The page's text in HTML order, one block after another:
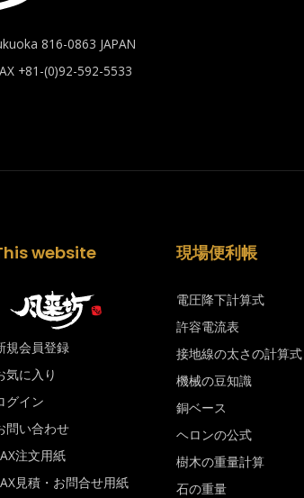
816-0863 JAPAN
+81-(0)92-592-5533
website
規会員登録
気に入り
グイン
問い合わせ
注文用紙
見積・お問合せ用紙
現場便利帳
電圧降下計算式
許容電流表
接地線の太さの計算式
機械の豆知識
銅ベース
ヘロンの公式
樹木の重量計算
石の重量